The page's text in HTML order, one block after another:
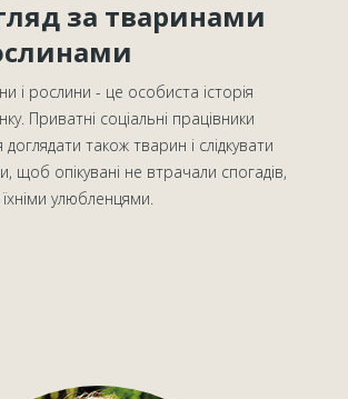
за тваринами
і рослини - це особиста історія
Приватні соціальні працівники
також тварин і слідкувати
щоб опікувані не втрачали спогадів,
улюбленцями.